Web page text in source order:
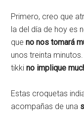
Primero, creo que
la del día de hoy es
queno nos tomará
unos treinta
tikkino implique
Estas croquetas
acompañas de una